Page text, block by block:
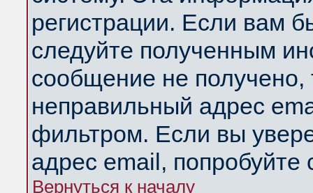
регистрации. Если вам
следуйте полученным
сообщение не получено,
неправильный адрес
фильтром. Если вы
адрес email, попробуйте
Вернуться к началу